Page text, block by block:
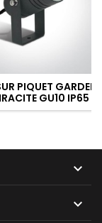
PIQUET GARDEN
GU10 IP65

